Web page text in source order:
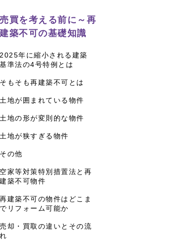
売買を考える前に～再
建築不可の基礎知識
2025年に縮小される建築
基準法の4号特例とは
そもそも再建築不可とは
土地が囲まれている物件
土地の形が変則的な物件
土地が狭すぎる物件
その他
空家等対策特別措置法と再
建築不可物件
再建築不可の物件はどこま
でリフォーム可能か
売却・買取の違いとその流
れ